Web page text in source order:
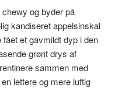
og byder på
kandiseret appelsinskal
et gavmildt dyp i den
grønt drys af
sammen med
lettere og mere luftig